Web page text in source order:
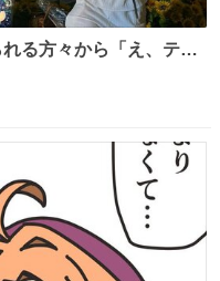
る方々から「え、テニ
きて激アツ